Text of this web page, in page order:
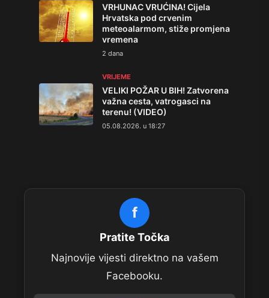
VRHUNAC VRUĆINA! Cijela
Hrvatska pod crvenim
meteoalarmom, stiže promjena
vremena
2 dana
VRIJEME
VELIKI POŽAR U BIH! Zatvorena
važna cesta, vatrogasci na
terenu! (VIDEO)
05.08.2026. u 18:27
f
Pratite Točka
Najnovije vijesti direktno na vašem
Facebooku.